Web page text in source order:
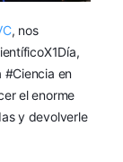
, nos
#Ciencia en
el enorme
y devolverle